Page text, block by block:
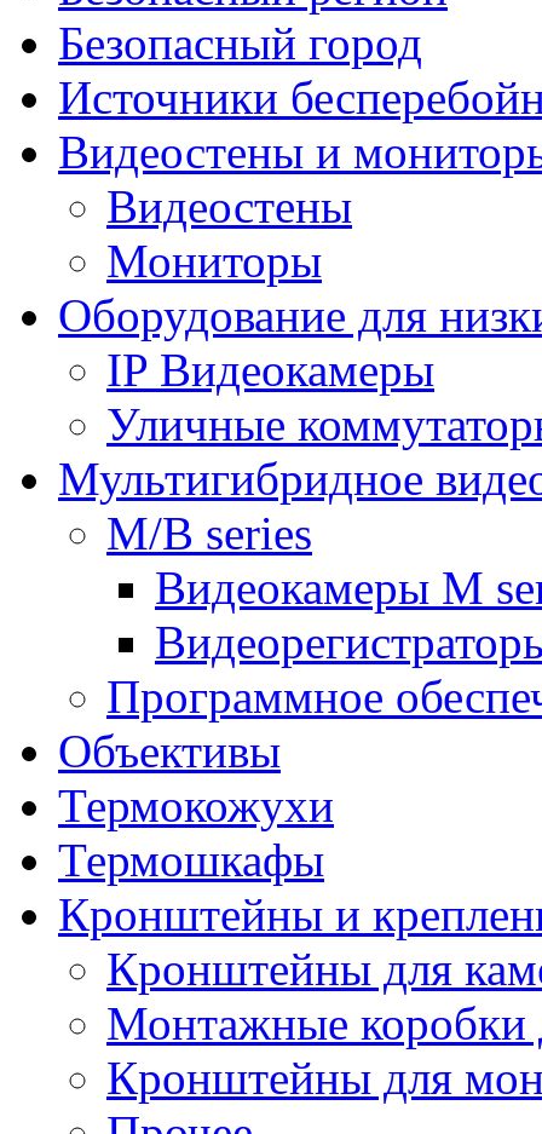
Безопасный город
Источники
Видеостены и
Видеостены
Мониторы
Оборудование для
IP Видеокамеры
Уличные
Мультигибридное
M/B series
Видеокамеры M
Программное
Объективы
Термокожухи
Термошкафы
Кронштейны и
Кронштейны для
Монтажные коробки
Кронштейны для